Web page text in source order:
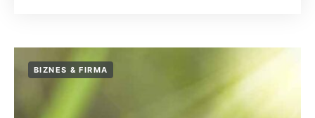
BIZNES & FIRMA